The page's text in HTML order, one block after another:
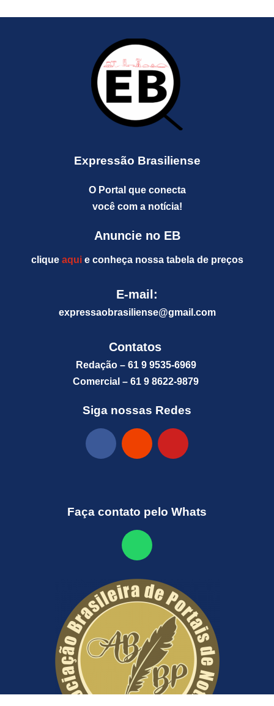
Expressão Brasiliense
O Portal que conecta
você com a notícia!
Anuncie no EB
clique aquie conheça nossa tabela de preços
E-mail:
expressaobrasiliense@gmail.com
Contatos
Redação – 61 9 9535-6969
Comercial – 61 9 8622-9879
Siga nossas Redes
Faça contato pelo Whats